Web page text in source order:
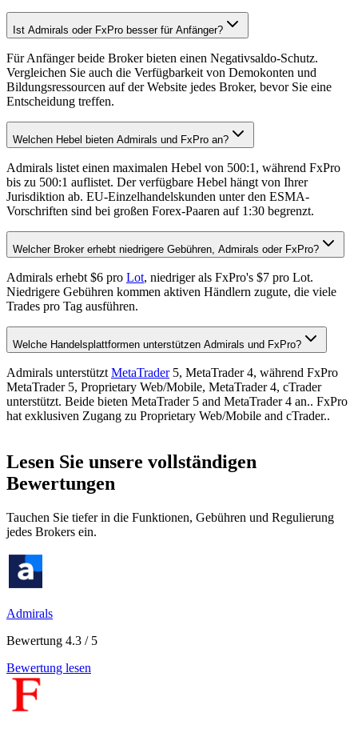
Ist Admirals oder FxPro besser für Anfänger?
Für Anfänger beide Broker bieten einen Negativsaldo-Schutz.
Vergleichen Sie auch die Verfügbarkeit von Demokonten und
Bildungsressourcen auf der Website jedes Broker, bevor Sie eine
Entscheidung treffen.
Welchen Hebel bieten Admirals und FxPro an?
Admirals listet einen maximalen Hebel von 500:1, während FxPro
bis zu 500:1 auflistet. Der verfügbare Hebel hängt von Ihrer
Jurisdiktion ab. EU-Einzelhandelskunden unter den ESMA-
Vorschriften sind bei großen Forex-Paaren auf 1:30 begrenzt.
Welcher Broker erhebt niedrigere Gebühren, Admirals oder FxPro?
Admirals erhebt $6 pro Lot, niedriger als FxPro's $7 pro Lot.
Niedrigere Gebühren kommen aktiven Händlern zugute, die viele
Trades pro Tag ausführen.
Welche Handelsplattformen unterstützen Admirals und FxPro?
Admirals unterstützt MetaTrader5, MetaTrader 4, während FxPro
MetaTrader 5, Proprietary Web/Mobile, MetaTrader 4, cTrader
unterstützt. Beide bieten MetaTrader 5 and MetaTrader 4 an.. FxPro
hat exklusiven Zugang zu Proprietary Web/Mobile and cTrader..
Lesen Sie unsere vollständigen
Bewertungen
Tauchen Sie tiefer in die Funktionen, Gebühren und Regulierung
jedes Brokers ein.
Admirals
Bewertung 4.3 / 5
Bewertung lesen